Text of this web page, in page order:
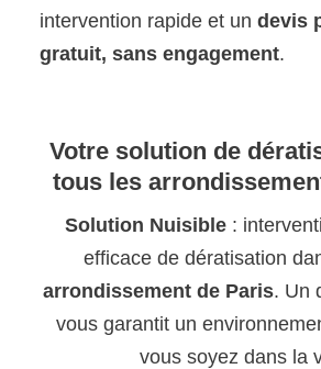
intervention rapide et undevis
gratuit, sans engagement.
Votre solution de
tous les
Solution Nuisible :
efficace de dératisation
arrondissement de Paris. Un
vous garantit un
vous soyez dans la